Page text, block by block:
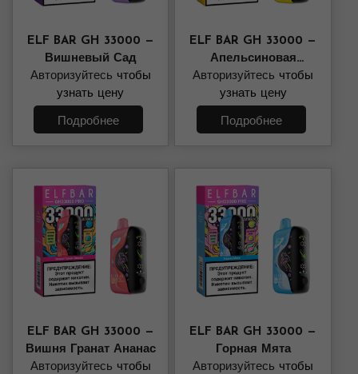
ELF BAR GH 33000 —
Вишневый Сад
Авторизуйтесь чтобы
узнать цену
Подробнее
ELF BAR GH 33000 —
Апельсиновая
Газировка
Авторизуйтесь чтобы
узнать цену
Подробнее
ELF BAR GH 33000 —
Вишня Гранат Ананас
Авторизуйтесь чтобы
ELF BAR GH 33000 —
Горная Мята
Авторизуйтесь чтобы